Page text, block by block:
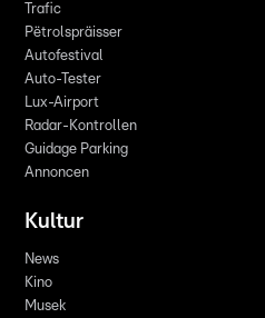
Trafic
Pëtrolspräisser
Autofestival
Auto-Tester
Lux-Airport
Radar-Kontrollen
Guidage Parking
Annoncen
Kultur
News
Kino
Musek